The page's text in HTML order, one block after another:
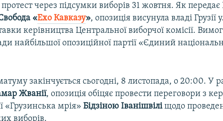
через підсумки виборів 31 жовтня. Як передає
«Ехо Кавказу», опозиція висунула владі Грузії
керівництва Центральної виборчої комісії.
найбільшої опозиційної партії «Єдиний
закінчується сьогодні, 8 листопада, о 20:00. У
Жванії, опозиція обіцяє провести переговори з
«Грузинська мрія»Бідзіною Іванішвіліщодо
виборів.